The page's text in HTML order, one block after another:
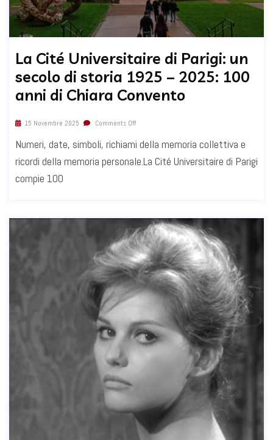
La Cité Universitaire di Parigi: un
secolo di storia 1925 – 2025: 100
anni di Chiara Convento
15 Novembre 2025 Comments Off
Numeri, date, simboli, richiami della memoria collettiva e
ricordi della memoria personale.La Cité Universitaire di Parigi
compie 100